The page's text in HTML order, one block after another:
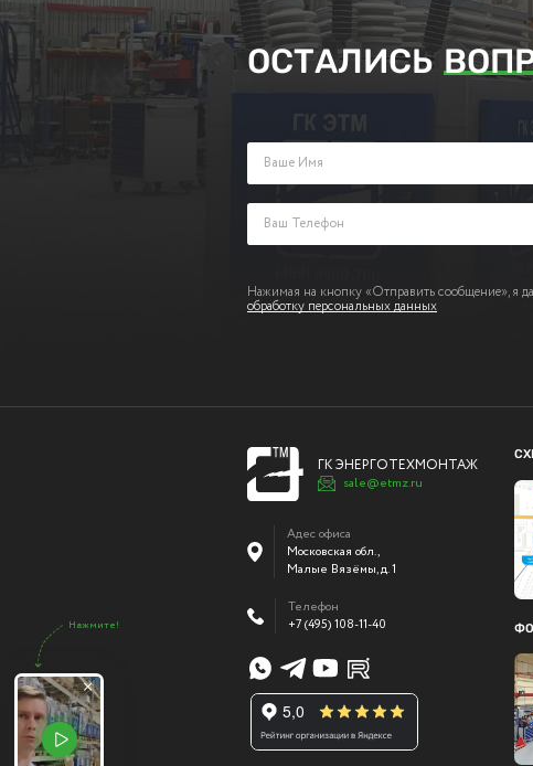
ОСТАЛИСЬ
Заполните поля ниже и оставьте
Нажимая на кнопку «Отправить сообщение», я
обработку персональных данных
ГК ЭНЕРГОТЕХМОНТАЖ
sale@etmz.ru
Адес офиса
Московская обл.,
Малые Вязёмы,д. 1
Телефон
+7 (495) 108-11-40
Нажмите!